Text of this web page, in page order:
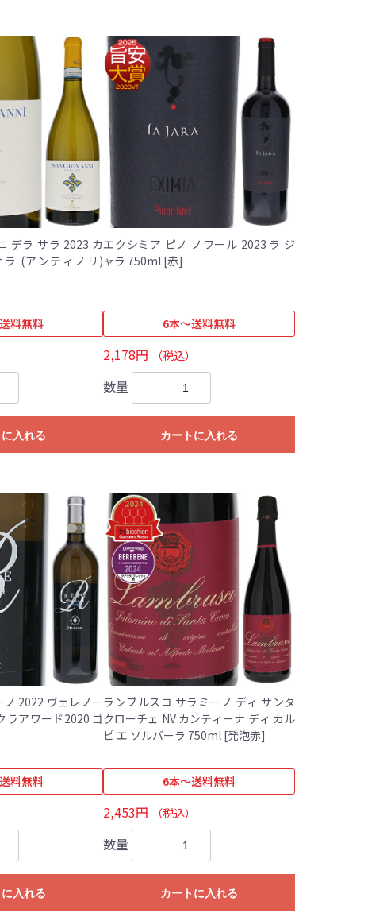
デラ サラ 2023 カ
ラ (アンティノリ)
料無料
入れる
エクシミア ピノ ノワール 2023 ラ ジ
ャラ 750ml [赤]
6本～送料無料
2,178円 （税込）
数量
カートに入れる
ノ 2022 ヴェレノー
料無料
入れる
ランブルスコ サラミーノ ディ サンタ
クローチェ NV カンティーナ ディ カル
ピ エ ソルバーラ 750ml [発泡赤]
6本～送料無料
2,453円 （税込）
数量
カートに入れる